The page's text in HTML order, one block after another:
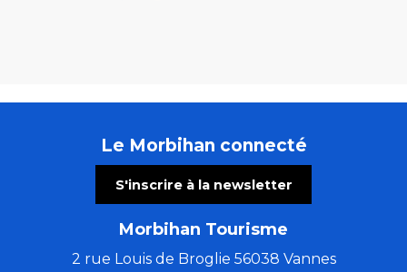
Le Morbihan connecté
S'inscrire à la newsletter
Morbihan Tourisme
2 rue Louis de Broglie 56038 Vannes